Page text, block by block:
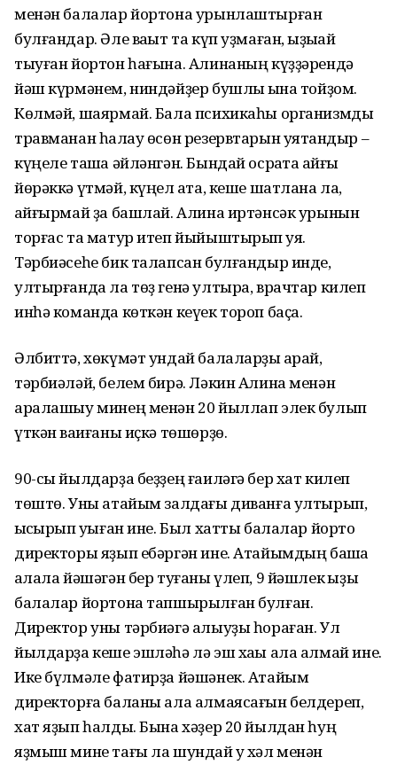
менән балалар йортона урынлаштырған
булғандар. Әле ваҡыт та күп уҙмаған, ҡыҙыҡай
тыуған йортон һағына. Алинаның күҙҙәрендә
йәш күрмәнем, ниндәйҙер бушлыҡ ҡына тойҙом.
Көлмәй, шаярмай. Бала психикаһы организмды
травманан һаҡлау өсөн резервтарын уятҡандыр –
күңеле ташҡа әйләнгән. Бындай осраҡта ҡайғы
йөрәккә үтмәй, күңел ҡата, кеше шатлана ла,
ҡайғырмай ҙа башлай. Алина иртәнсәк урынын
торғас та матур итеп йыйыштырып ҡуя.
Тәрбиәсеһе бик талапсан булғандыр инде,
ултырғанда ла төҙ генә ултыра, врачтар килеп
инһә команда көткән кеүек тороп баҫа.
Әлбиттә, хөкүмәт ундай балаларҙы ҡарай,
тәрбиәләй, белем бирә. Ләкин Алина менән
аралашыу минең менән 20 йыллап элек булып
үткән ваҡиғаны иҫкә төшөрҙө.
90-сы йылдарҙа беҙҙең ғаиләгә бер хат килеп
төштө. Уны атайым залдағы диванға ултырып,
ҡысҡырып уҡыған ине. Был хатты балалар йорто
директоры яҙып ебәргән ине. Атайымдың башҡа
ҡалала йәшәгән бер туғаны үлеп, 9 йәшлек ҡыҙы
балалар йортона тапшырылған булған.
Директор уны тәрбиәгә алыуҙы һораған. Ул
йылдарҙа кеше эшләһә лә эш хаҡы ала алмай ине.
Ике бүлмәле фатирҙа йәшәнек. Атайым
директорға баланы ала алмаясағын белдереп,
хат яҙып һалды. Бына хәҙер 20 йылдан һуң
яҙмыш мине тағы ла шундай уҡ хәл менән